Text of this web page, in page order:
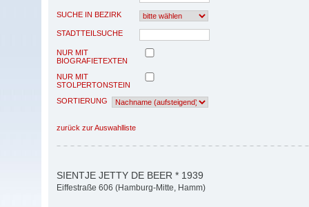
SUCHE IN BEZIRK
STADTTEILSUCHE
NUR MIT
BIOGRAFIETEXTEN
NUR MIT
STOLPERTONSTEIN
SORTIERUNG
zurück zur Auswahlliste
SIENTJE JETTY DE BEER * 1939
Eiffestraße 606 (Hamburg-Mitte, Hamm)